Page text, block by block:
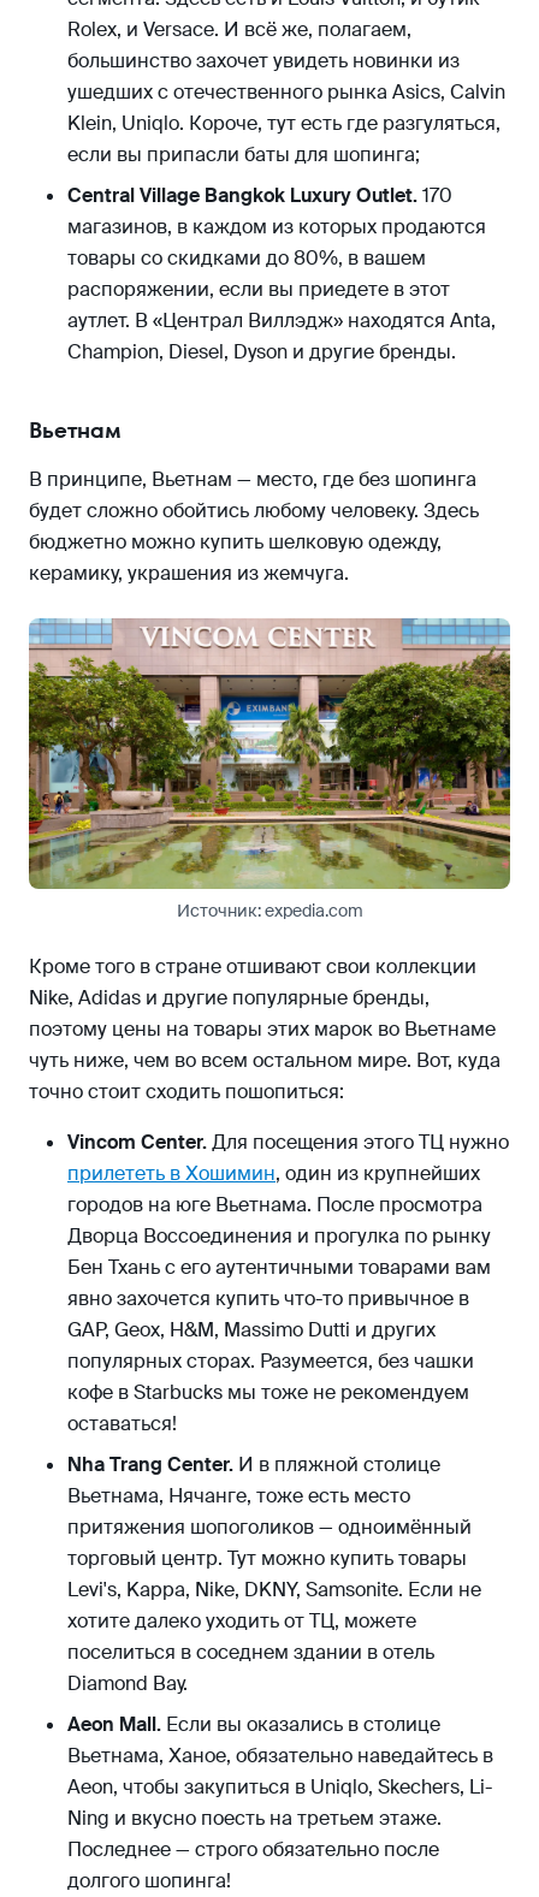
Rolex, и Versace. И всё же, полагаем,
большинство захочет увидеть новинки из
ушедших с отечественного рынка Asics, Calvin
Klein, Uniqlo. Короче, тут есть где разгуляться,
если вы припасли баты для шопинга;
Central Village Bangkok Luxury Outlet.170
магазинов, в каждом из которых продаются
товары со скидками до 80%, в вашем
распоряжении, если вы приедете в этот
аутлет. В «Централ Виллэдж» находятся Anta,
Champion, Diesel, Dyson и другие бренды.
Вьетнам
В принципе, Вьетнам — место, где без шопинга
будет сложно обойтись любому человеку. Здесь
бюджетно можно купить шелковую одежду,
керамику, украшения из жемчуга.
Источник: expedia.com
Кроме того в стране отшивают свои коллекции
Nike, Adidas и другие популярные бренды,
поэтому цены на товары этих марок во Вьетнаме
чуть ниже, чем во всем остальном мире. Вот, куда
точно стоит сходить пошопиться:
Vincom Center.Для посещения этого ТЦ нужно
прилететь в Хошимин, один из крупнейших
городов на юге Вьетнама. После просмотра
Дворца Воссоединения и прогулка по рынку
Бен Тхань с его аутентичными товарами вам
явно захочется купить что-то привычное в
GAP, Geox, H&M, Massimo Dutti и других
популярных сторах. Разумеется, без чашки
кофе в Starbucks мы тоже не рекомендуем
оставаться!
Nha Trang Center. И в пляжной столице
Вьетнама, Нячанге, тоже есть место
притяжения шопоголиков — одноимённый
торговый центр. Тут можно купить товары
Levi's, Kappa, Nike, DKNY, Samsonite. Если не
хотите далеко уходить от ТЦ, можете
поселиться в соседнем здании в отель
Diamond Bay.
Aeon Mall. Если вы оказались в столице
Вьетнама, Ханое, обязательно наведайтесь в
Aeon, чтобы закупиться в Uniqlo, Skechers, Li-
Ning и вкусно поесть на третьем этаже.
Последнее — строго обязательно после
долгого шопинга!